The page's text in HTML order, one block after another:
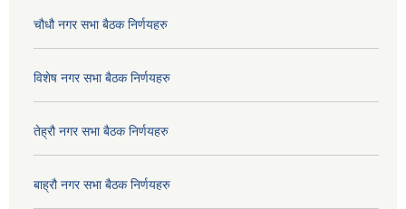
चौधौ नगर सभा बैठक निर्णयहरु
विशेष नगर सभा बैठक निर्णयहरु
तेह्रौ नगर सभा बैठक निर्णयहरु
बाह्रौ नगर सभा बैठक निर्णयहरु